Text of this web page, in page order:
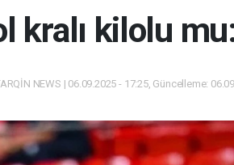
kralı kilolu
NEWS | 06.09.2025 - 17:25, Güncelleme: